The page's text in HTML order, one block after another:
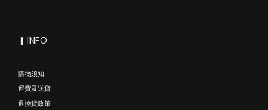
▎INFO
購物須知
運費及送貨
退換貨政策